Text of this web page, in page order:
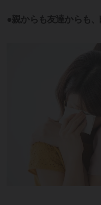
●親からも友達からも